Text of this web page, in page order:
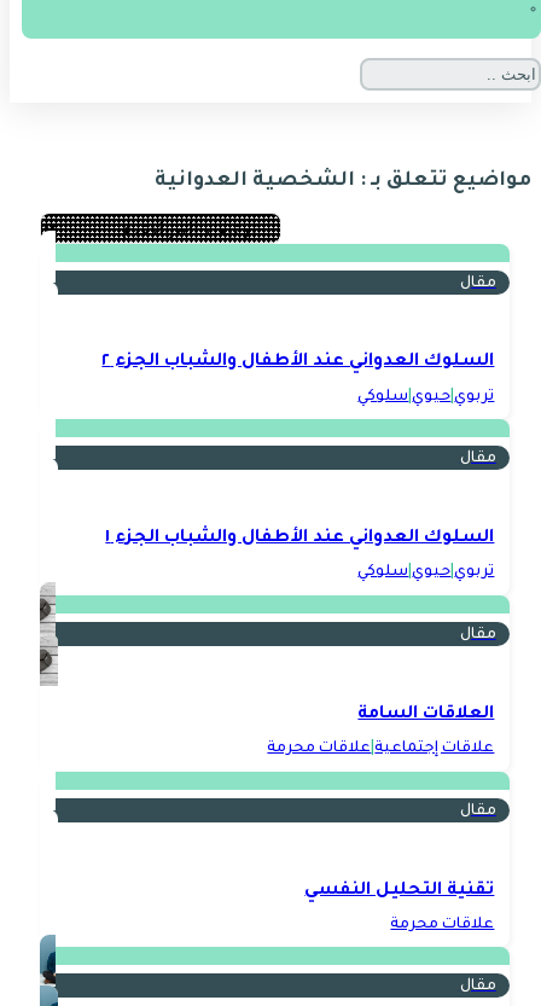
مواضيع تتعلق بـ : الشخصية العدوانية
مقال
السلوك العدواني عند الأطفال والشباب الجزء ٢
تربوي| حيوي| سلوكي
مقال
السلوك العدواني عند الأطفال والشباب الجزء ١
تربوي|حيوي|سلوكي
مقال
العلاقات السامة
علاقات إجتماعية|علاقات محرمة
مقال
تقنية التحليل النفسي
علاقات محرمة
مقال